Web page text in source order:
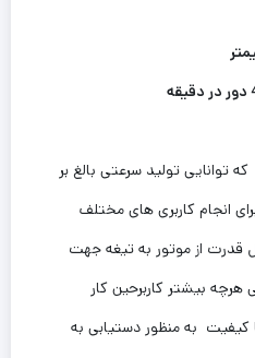
2000 واتی که توانایی تولید سرعتی بالغ بر
قدرت از موتور به تیغه جهت
بیشتر کاربرحین کار
کیفیت به منظور دستیابی به